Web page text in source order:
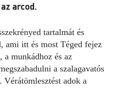
arcod.
tartalmát és
ami itt és most Téged fejez
munkádhoz és az
a szalagavatós
adok a